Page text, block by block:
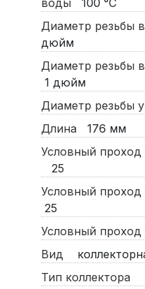
воды 100 °C
Диаметр резьбы
дюйм
Диаметр резьбы
1 дюйм
Диаметр резьбы
Длина
176 мм
Условный проход
25
Условный проход
25
Условный
Вид
Тип коллектора